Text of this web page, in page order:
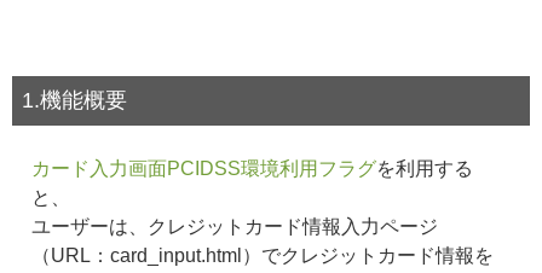
1.機能概要
カード入力画面PCIDSS環境利用フラグを利用する
と、
ユーザーは、クレジットカード情報入力ページ
（URL：card_input.html）でクレジットカード情報を